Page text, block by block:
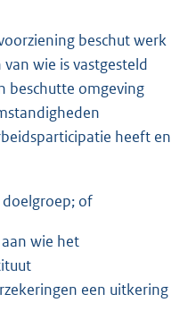
beschut werk
wie is vastgesteld
beschutte omgeving
heeft en
of
wie het
een uitkering